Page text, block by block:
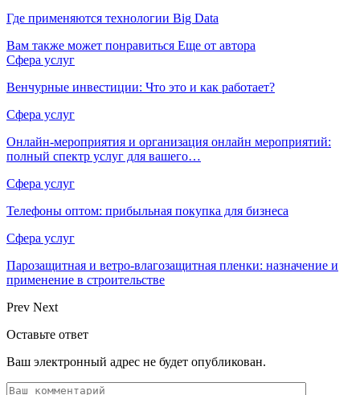
Где применяются технологии Big Data
Вам также может понравиться Еще от автора
Сфера услуг
Венчурные инвестиции: Что это и как работает?
Сфера услуг
Онлайн-мероприятия и организация онлайн мероприятий:
полный спектр услуг для вашего…
Сфера услуг
Телефоны оптом: прибыльная покупка для бизнеса
Сфера услуг
Парозащитная и ветро-влагозащитная пленки: назначение и
применение в строительстве
Prev Next
Оставьте ответ
Ваш электронный адрес не будет опубликован.